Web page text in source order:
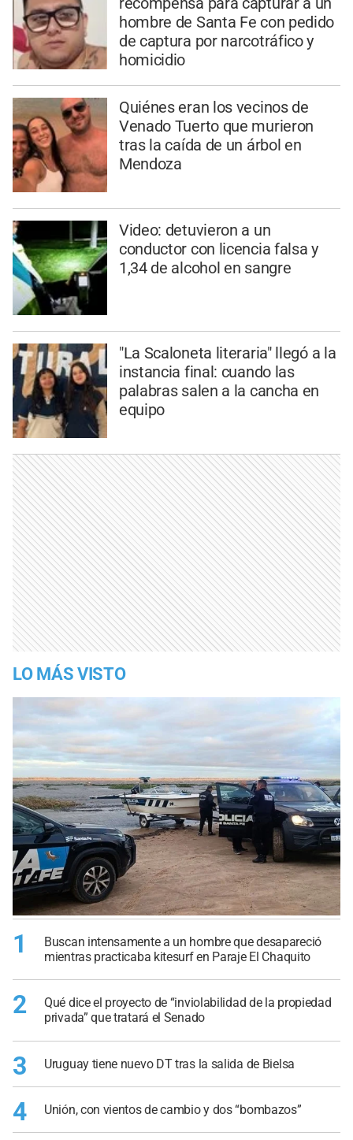
hombre de Santa Fe con pedido
de captura por narcotráfico y
homicidio
Quiénes eran los vecinos de
Venado Tuerto que murieron
tras la caída de un árbol en
Mendoza
Video: detuvieron a un
conductor con licencia falsa y
1,34 de alcohol en sangre
"La Scaloneta literaria" llegó a la
instancia final: cuando las
palabras salen a la cancha en
equipo
LO MÁS VISTO
1
Buscan intensamente a un hombre que desapareció
mientras practicaba kitesurf en Paraje El Chaquito
2
Qué dice el proyecto de “inviolabilidad de la propiedad
privada” que tratará el Senado
3 Uruguay tiene nuevo DT tras la salida de Bielsa
4 Unión, con vientos de cambio y dos “bombazos”